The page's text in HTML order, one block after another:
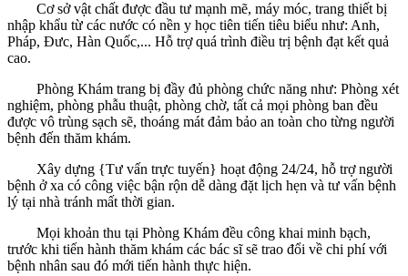
Cơ sở vật chất được đầu tư mạnh mẽ, máy móc, trang thiết bị
nhập khẩu từ các nước có nền y học tiên tiến tiêu biểu như: Anh,
Pháp, Đưc, Hàn Quốc,... Hỗ trợ quá trình điều trị bệnh đạt kết quả
cao.
Phòng Khám trang bị đầy đủ phòng chức năng như: Phòng xét
nghiệm, phòng phẫu thuật, phòng chờ, tất cả mọi phòng ban đều
được vô trùng sạch sẽ, thoáng mát đảm bảo an toàn cho từng người
bệnh đến thăm khám.
Xây dựng {Tư vấn trực tuyến} hoạt động 24/24, hỗ trợ người
bệnh ở xa có công việc bận rộn dễ dàng đặt lịch hẹn và tư vấn bệnh
lý tại nhà tránh mất thời gian.
Mọi khoản thu tại Phòng Khám đều công khai minh bạch,
trước khi tiến hành thăm khám các bác sĩ sẽ trao đổi về chi phí với
bệnh nhân sau đó mới tiến hành thực hiện.